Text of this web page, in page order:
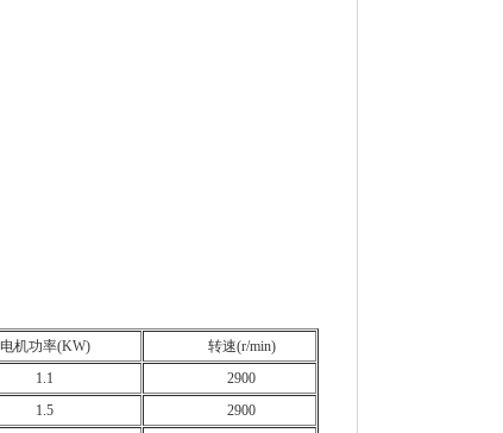
电机功率(KW)
转速(r/min)
1.1
2900
1.5
2900